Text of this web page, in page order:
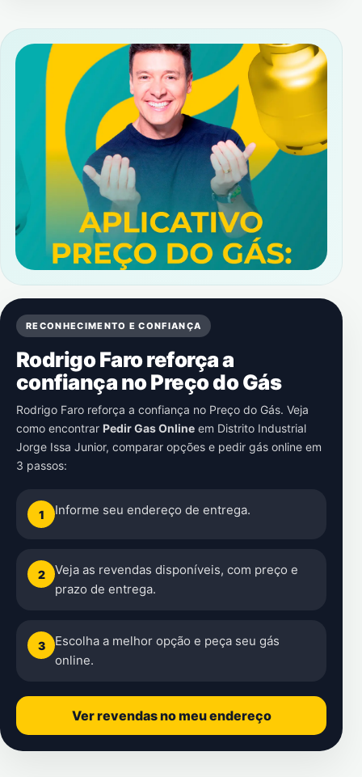
RECONHECIMENTO E CONFIANÇA
Rodrigo Faro reforça a
confiança no Preço do Gás
Rodrigo Faro reforça a confiança no Preço do Gás. Veja
como encontrar Pedir Gas Online em Distrito Industrial
Jorge Issa Junior, comparar opções e pedir gás online em
3 passos:
1 Informe seu endereço de entrega.
2
Veja as revendas disponíveis, com preço e
prazo de entrega.
3
Escolha a melhor opção e peça seu gás
online.
Ver revendas no meu endereço